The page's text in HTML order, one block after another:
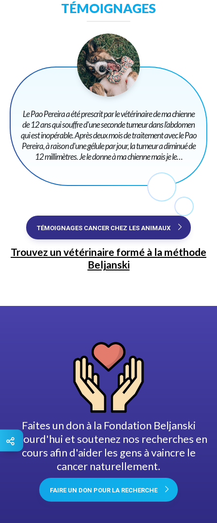
TÉMOIGNAGES
Le Pao Pereira a été prescrit par le vétérinaire de ma chienne
de 12 ans qui souffre d'une seconde tumeur dans l’abdomen
qui est inopérable. Après deux mois de traitement avec le Pao
Pereira, à raison d'une gélule par jour, la tumeur a diminué de
12 millimètres. Je le donne à ma chienne mais je le…
TÉMOIGNAGES CANCER CHEZ LES ANIMAUX
Trouvez un vétérinaire formé à la méthode
Beljanski
Faites un don à la Fondation Beljanski
aujourd'hui et soutenez nos recherches en
cours afin d'aider les gens à vaincre le
cancer naturellement.
FAIRE UN DON POUR LA RECHERCHE